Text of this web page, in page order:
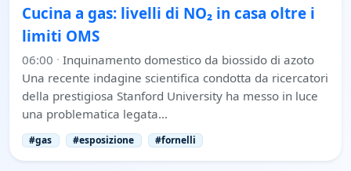
Cucina a gas: livelli di NO₂ in casa oltre i
limiti OMS
06:00 · Inquinamento domestico da biossido di azoto
Una recente indagine scientifica condotta da ricercatori
della prestigiosa Stanford University ha messo in luce
una problematica legata…
#gas #esposizione #fornelli